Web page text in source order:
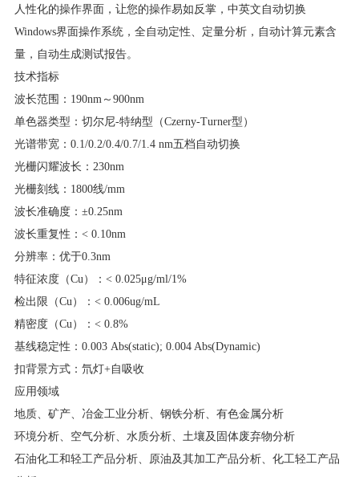
人性化的操作界面，让您的操作易如反掌，中英文自动切换
Windows界面操作系统，全自动定性、定量分析，自动计算元素含
量，自动生成测试报告。
技术指标
波长范围： 190nm ～ 900nm
单色器类型：切尔尼-特纳型（Czerny-Turner型）
光谱带宽： 0.1/0.2/0.4/0.7/1.4 nm五档自动切换
光栅闪耀波长： 230nm
光栅刻线： 1800线/mm
波长准确度： ±0.25nm
波长重复性： < 0.10nm
分辨率：优于0.3nm
特征浓度（Cu ）： < 0.025μg/ml/1%
检出限（Cu ）： < 0.006ug/mL
精密度（Cu ）： < 0.8%
基线稳定性： 0.003 Abs(static); 0.004 Abs(Dynamic)
扣背景方式：氘灯+自吸收
应用领域
地质、矿产、冶金工业分析、钢铁分析、有色金属分析
环境分析、空气分析、水质分析、土壤及固体废弃物分析
石油化工和轻工产品分析、原油及其加工产品分析、化工轻工产品